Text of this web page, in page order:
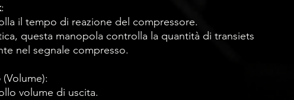
:
il tempo di reazione del compressore.
questa manopola controlla la quantità di transiets
nel segnale compresso.
(Volume):
volume di uscita.